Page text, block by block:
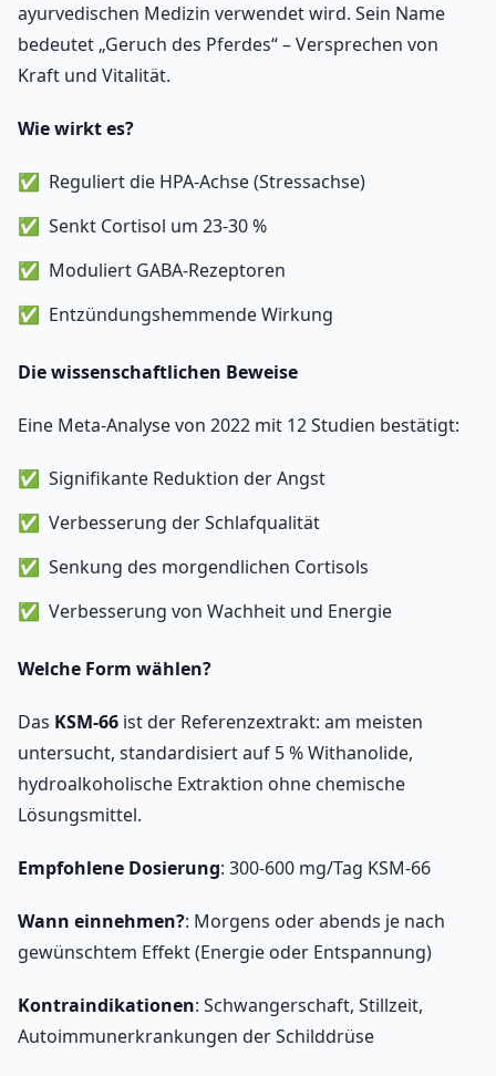
ayurvedischen Medizin verwendet wird. Sein Name
bedeutet „Geruch des Pferdes“ – Versprechen von
Kraft und Vitalität.
Wie wirkt es?
Reguliert die HPA-Achse (Stressachse)
Senkt Cortisol um 23-30 %
Moduliert GABA-Rezeptoren
Entzündungshemmende Wirkung
Die wissenschaftlichen Beweise
Eine Meta-Analyse von 2022 mit 12 Studien bestätigt:
Signifikante Reduktion der Angst
Verbesserung der Schlafqualität
Senkung des morgendlichen Cortisols
Verbesserung von Wachheit und Energie
Welche Form wählen?
Das KSM-66 ist der Referenzextrakt: am meisten
untersucht, standardisiert auf 5 % Withanolide,
hydroalkoholische Extraktion ohne chemische
Lösungsmittel.
Empfohlene Dosierung: 300-600 mg/Tag KSM-66
Wann einnehmen?: Morgens oder abends je nach
gewünschtem Effekt (Energie oder Entspannung)
Kontraindikationen: Schwangerschaft, Stillzeit,
Autoimmunerkrankungen der Schilddrüse